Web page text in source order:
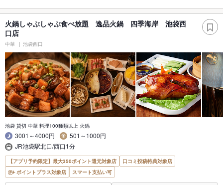
火鍋しゃぶしゃぶ食べ放題 逸品火鍋 四季海岸 池袋西
口店
中華 池袋西口
池袋 貸切 中華 料理100種類以上 火鍋
3001～4000円
501～1000円
JR池袋駅北口/西口1分
【アプリ予約限定】最大350ポイント還元対象店
口コミ投稿特典対象店
ポイントプラス対象店
スマート支払い可